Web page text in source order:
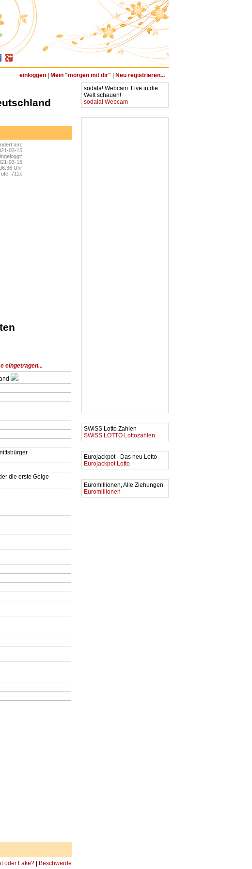
einloggen Mein "morgen mit dir" Neu registrieren...
am:
03-15
03-15
Uhr
711x
eingetragen...
die erste Geige
oder Fake?
Beschwerde
sodala! Webcam. Live in die
Welt schauen!
sodala! Webcam
SWISS Lotto Zahlen
SWISS LOTTO Lottozahlen
Eurojackpot - Das neu Lotto
Eurojackpot Lotto
Euromillionen, Alle Ziehungen
Euromillionen